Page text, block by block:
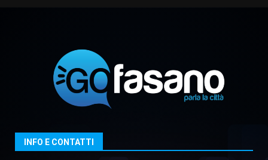
campionato di calcio”
7 Agosto 2026 06:00
3
Fasanese ferito a colpi di arma
6 Agosto 2026 18:13
INFO E CONTATTI